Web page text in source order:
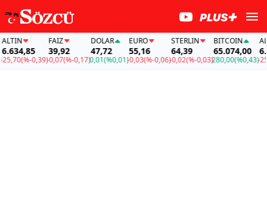
(%-0,39)
FAİZ
39,92
-0,07(%-0,17)
DOLAR
47,72
0,01(%0,01)
EURO
55,16
-0,03(%-0,06)
STERLIN
64,39
-0,02(%-0,03)
BITCOIN
65.074,00
280,00(%0,43)-